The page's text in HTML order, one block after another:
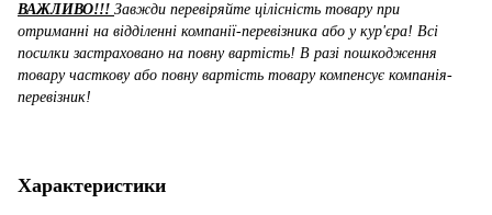
ВАЖЛИВО!!! Завжди перевіряйте цілісність товару при
отриманні на відділенні компанії-перевізника або у кур'єра! Всі
посилки застраховано на повну вартість! В разі пошкодження
товару часткову або повну вартість товару компенсує компанія-
перевізник!
Характеристики